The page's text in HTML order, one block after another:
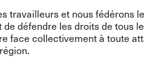
travailleurs et nous fédérons
défendre les droits de tous
face collectivement à toute